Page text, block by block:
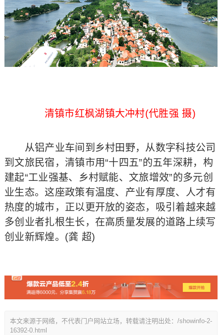
清镇市红枫湖镇大冲村(代胜强 摄)
从铝产业车间到乡村田野，从数字科技公司
到文旅民宿，清镇市用“十四五”的五年深耕，构
建起“工业强基、乡村赋能、文旅增效”的多元创
业生态。这座政策有温度、产业有厚度、人才有
热度的城市，正以更开放的姿态，吸引着越来越
多创业者扎根生长，在高质量发展的道路上续写
创业新辉煌。(龚 超)
本文来源于网络，不代表门户网站立场，转载请注明出处：/showinfo-2-
16392-0.html